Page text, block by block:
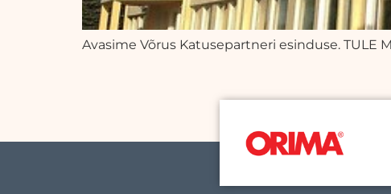
Avasime Võrus Katusepartneri esinduse. TULE